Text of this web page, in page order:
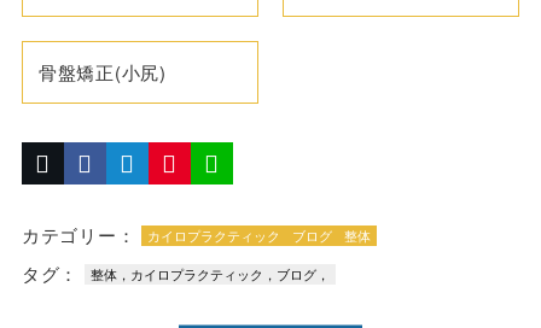
骨盤矯正(小尻)
カテゴリー： カイロプラクティック ブログ 整体
タグ： 整体，カイロプラクティック，ブログ，